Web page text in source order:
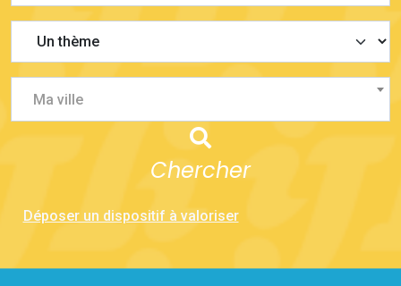
Ma ville
Chercher
Déposer un dispositif à valoriser